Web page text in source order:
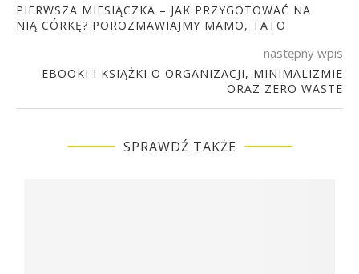
PIERWSZA MIESIĄCZKA – JAK PRZYGOTOWAĆ NA
NIĄ CÓRKĘ? POROZMAWIAJMY MAMO, TATO
następny wpis
EBOOKI I KSIĄŻKI O ORGANIZACJI, MINIMALIZMIE
ORAZ ZERO WASTE
SPRAWDŹ TAKŻE